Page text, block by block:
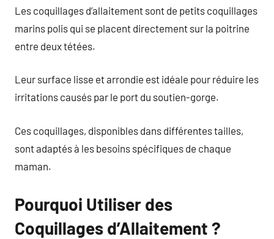
Les coquillages d’allaitement sont de petits coquillages
marins polis qui se placent directement sur la poitrine
entre deux tétées.
Leur surface lisse et arrondie est idéale pour réduire les
irritations causés par le port du soutien-gorge.
Ces coquillages, disponibles dans différentes tailles,
sont adaptés à les besoins spécifiques de chaque
maman.
Pourquoi Utiliser des
Coquillages d’Allaitement ?